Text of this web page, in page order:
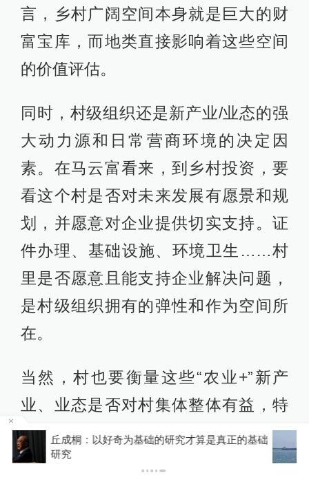
言，乡村广阔空间本身就是巨大的财
富宝库，而地类直接影响着这些空间
的价值评估。
同时，村级组织还是新产业/业态的强
大动力源和日常营商环境的决定因
素。在马云富看来，到乡村投资，要
看这个村是否对未来发展有愿景和规
划，并愿意对企业提供切实支持。证
件办理、基础设施、环境卫生……村
里是否愿意且能支持企业解决问题，
是村级组织拥有的弹性和作为空间所
在。
当然，村也要衡量这些“农业+”新产
业、业态是否对村集体整体有益，特
别是对村民，双方形成“合作、反哺”关
系。正如《上海乡村振兴意见》中提
国际观察丨“绕不开”的霍尔木兹海峡